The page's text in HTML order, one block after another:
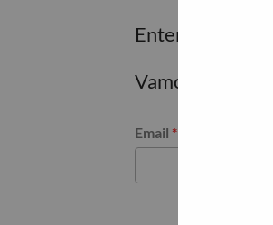
Enter the email
Vamos enviar
Redefinir senha com
Email *